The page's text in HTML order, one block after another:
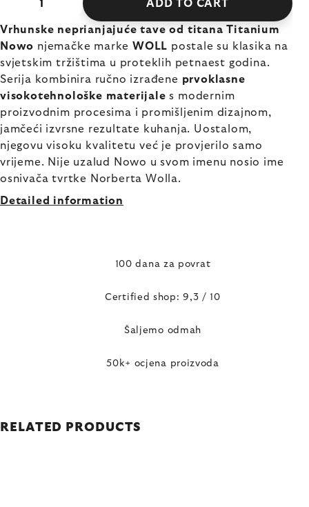
ADD TO CART
Vrhunske neprianjajuće tave od titana Titanium
Nowo njemačke marke WOLL postale su klasika na
svjetskim tržištima u proteklih petnaest godina.
Serija kombinira ručno izrađene prvoklasne
visokotehnološke materijale s modernim
proizvodnim procesima i promišljenim dizajnom,
jamčeći izvrsne rezultate kuhanja. Uostalom,
njegovu visoku kvalitetu već je provjerilo samo
vrijeme. Nije uzalud Nowo u svom imenu nosio ime
osnivača tvrtke Norberta Wolla.
Detailed information
100 dana za povrat
Certified shop: 9,3 / 10
Šaljemo odmah
50k+ ocjena proizvoda
RELATED PRODUCTS